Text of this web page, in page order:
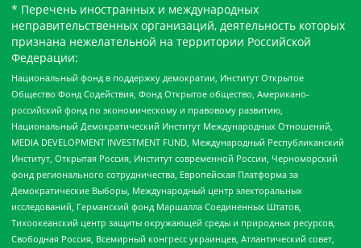
* Перечень иностранных и международных
неправительственных организаций, деятельность которых
признана нежелательной на территории Российской
Федерации:
Национальный фонд в поддержку демократии, Институт Открытое
Общество Фонд Содействия, Фонд Открытое общество, Американо-
российский фонд по экономическому и правовому развитию,
Национальный Демократический Институт Международных Отношений,
MEDIA DEVELOPMENT INVESTMENT FUND, Международный Республиканский
Институт, Открытая Россия, Институт современной России, Черноморский
фонд регионального сотрудничества, Европейская Платформа за
Демократические Выборы, Международный центр электоральных
исследований, Германский фонд Маршалла Соединенных Штатов,
Тихоокеанский центр защиты окружающей среды и природных ресурсов,
Свободная Россия, Всемирный конгресс украинцев, Атлантический совет,